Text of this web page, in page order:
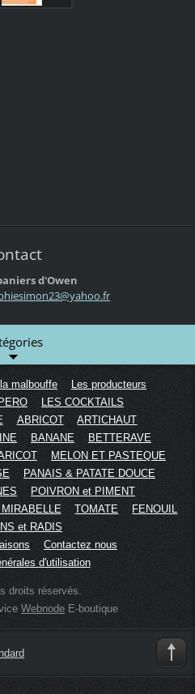
d'Owen
mon23@yahoo.fr
malbouffe
Les producteurs
LES COCKTAILS
ABRICOT
ARTICHAUT
BANANE
BETTERAVE
MELON ET PASTEQUE
PANAIS & PATATE DOUCE
POIVRON et PIMENT
TOMATE
FENOUIL
et RADIS
Contactez nous
d'utilisation
droits réservés.
Webnode E-boutique